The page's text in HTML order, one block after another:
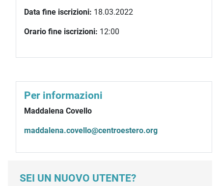
Data fine iscrizioni: 18.03.2022
Orario fine iscrizioni: 12:00
Per informazioni
Maddalena Covello
maddalena.covello@centroestero.org
SEI UN NUOVO UTENTE?